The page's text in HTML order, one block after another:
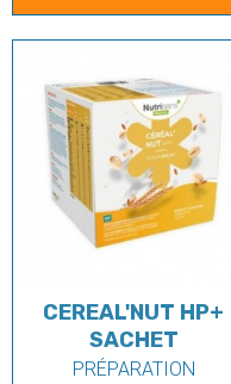
CEREAL'NUT HP+
SACHET
PRÉPARATION